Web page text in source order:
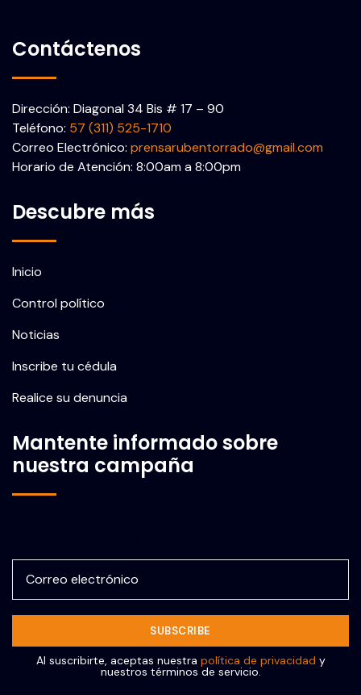
Contáctenos
Dirección: Diagonal 34 Bis # 17 – 90
Teléfono: 57 (311) 525-1710
Correo Electrónico: prensarubentorrado@gmail.com
Horario de Atención: 8:00am a 8:00pm
Descubre más
Inicio
Control político
Noticias
Inscribe tu cédula
Realice su denuncia
Mantente informado sobre
nuestra campaña
Al suscribirte, aceptas nuestra política de privacidad y
nuestros términos de servicio.